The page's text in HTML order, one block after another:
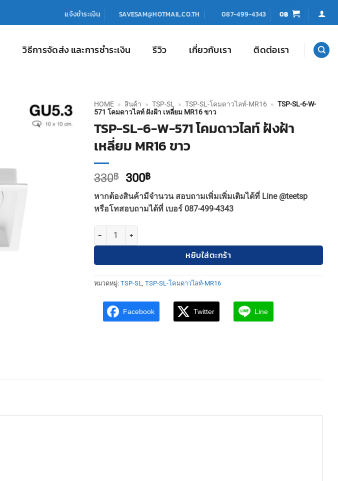
แจ้งชำระเงิน SAVESAM@HOTMAIL.CO.TH 087-499-4343 0฿
วิธีการจัดส่ง และการชำระเงิน รีวิว เกี่ยวกับเรา ติดต่อเรา
HOME » สินค้า » TSP-SL » TSP-SL-โคมดาวไลท์-MR16 » TSP-SL-6-W-
571 โคมดาวไลท์ ฝังฝ้า เหลี่ยม MR16 ขาว
TSP-SL-6-W-571 โคมดาวไลท์ ฝังฝ้า
เหลี่ยม MR16 ขาว
330฿
Original
price
was:
330฿.
300฿Current
price
is:
300฿.
หากต้องสินค้ามีจำนวน สอบถามเพิ่มเพิ่มเติมได้ที่ Line @teetsp
หรือโทสอบถามได้ที่ เบอร์ 087-499-4343
จำนวน TSP-SL-6-W-571 โคมดาวไลท์ ฝังฝ้า เหลี่ยม MR16 ขาว ชิ้น
หยิบใส่ตะกร้า
หมวดหมู่: TSP-SL TSP-SL-โคมดาวไลท์-MR16
Facebook Twitter Line